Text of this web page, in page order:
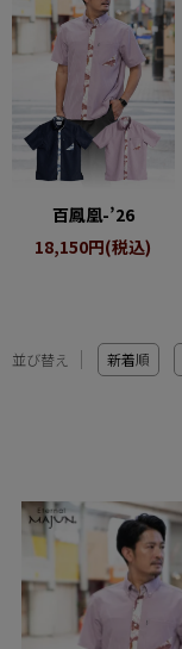
百鳳凰-’26
18,150円(税込)
並び替え 新着順